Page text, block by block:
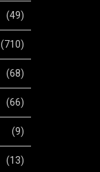
(49)
(710)
(68)
(66)
(9)
(13)